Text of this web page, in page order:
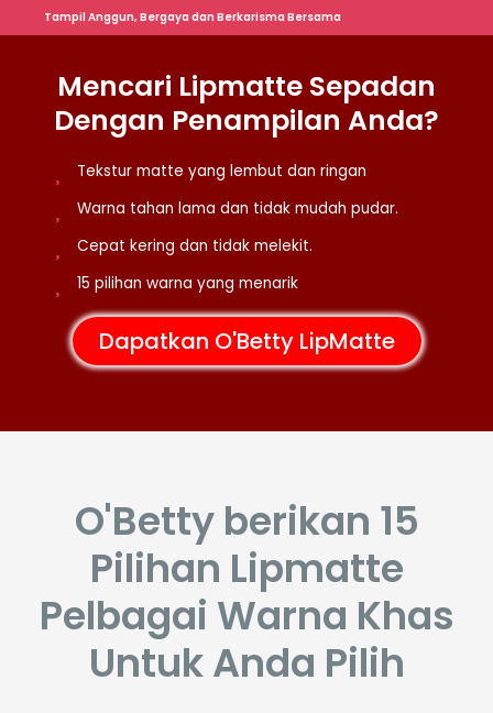
Tampil Anggun, Bergaya dan Berkarisma Bersama
Mencari Lipmatte Sepadan
Dengan Penampilan Anda?
Tekstur matte yang lembut dan ringan
Warna tahan lama dan tidak mudah pudar.
Cepat kering dan tidak melekit.
15 pilihan warna yang menarik
Dapatkan O'Betty LipMatte
O'Betty berikan 15
Pilihan Lipmatte
Pelbagai Warna Khas
Untuk Anda Pilih